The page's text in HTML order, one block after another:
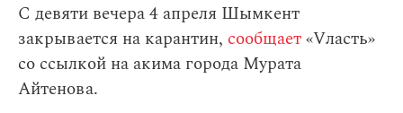
С девяти вечера 4 апреля Шымкент
закрывается на карантин, сообщает«Vласть»
со ссылкой на акима города Мурата
Айтенова.